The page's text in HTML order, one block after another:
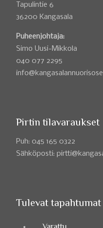
Tapulintie 6
36200 Kangasala
Puheenjohtaja:
Simo Uusi-Mikkola
040 077 2295
Pirtin tilavaraukset
Puh: 045 165 0322
Sähköposti:
Tulevat tapahtumat